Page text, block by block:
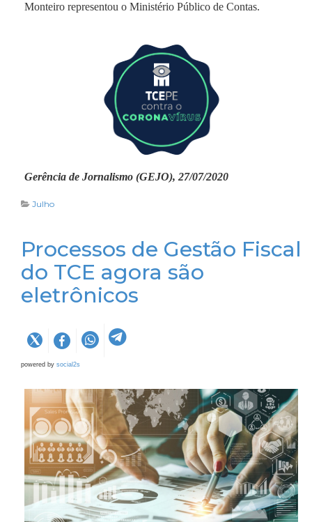
Monteiro representou o Ministério Público de Contas.
Gerência de Jornalismo (GEJO), 27/07/2020
Julho
Processos de Gestão Fiscal
do TCE agora são
eletrônicos
powered by social2s